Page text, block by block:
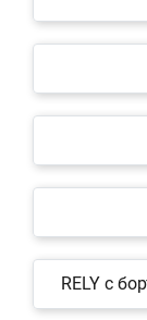
RELY c